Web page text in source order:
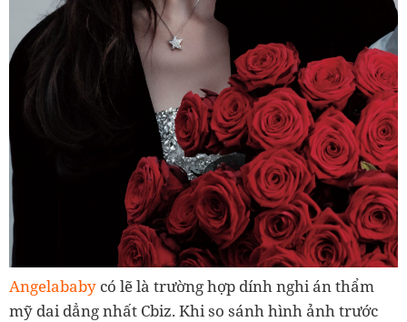
Angelababy có lẽ là trường hợp dính nghi án thẩm
mỹ dai dẳng nhất Cbiz. Khi so sánh hình ảnh trước